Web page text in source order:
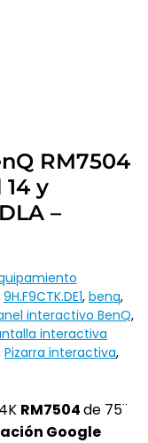
RM7504
y
–
9H.F9CTK.DE1, benq,
interactivo BenQ,
interactiva
Pizarra interactiva,
RM7504de 75¨
Google